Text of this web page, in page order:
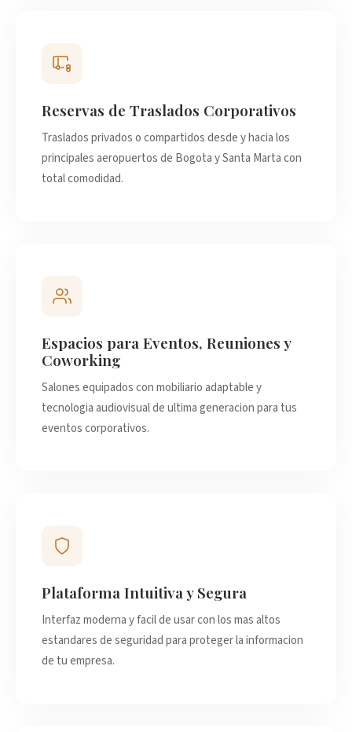
Reservas de Traslados Corporativos
Traslados privados o compartidos desde y hacia los
principales aeropuertos de Bogota y Santa Marta con
total comodidad.
Espacios para Eventos, Reuniones y
Coworking
Salones equipados con mobiliario adaptable y
tecnologia audiovisual de ultima generacion para tus
eventos corporativos.
Plataforma Intuitiva y Segura
Interfaz moderna y facil de usar con los mas altos
estandares de seguridad para proteger la informacion
de tu empresa.